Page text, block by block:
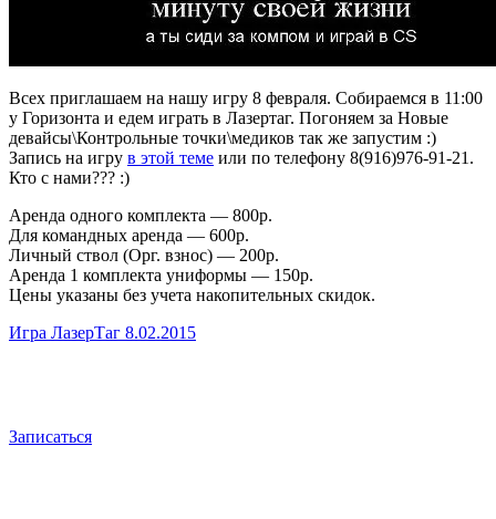
Всех приглашаем на нашу игру 8 февраля. Собираемся в 11:00
у Горизонта и едем играть в Лазертаг. Погоняем за Новые
девайсы\Контрольные точки\медиков так же запустим :)
Запись на игру в этой теме или по телефону 8(916)976-91-21.
Кто с нами??? :)
Аренда одного комплекта — 800р.
Для командных аренда — 600р.
Личный ствол (Орг. взнос) — 200р.
Аренда 1 комплекта униформы — 150р.
Цены указаны без учета накопительных скидок.
Игра ЛазерТаг 8.02.2015
Записаться